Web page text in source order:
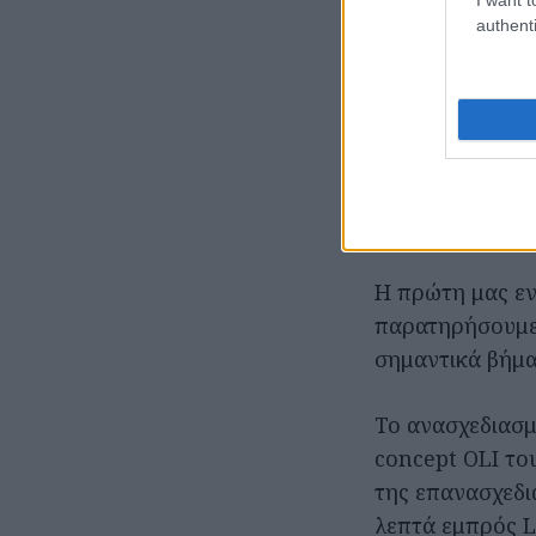
δυο τομείς
Tο
Η
Ισπανίας.
Η πρώτη μας
παρατηρήσουμε
σημαντικά
Το
concept OLI
της
λεπτά εμπρός